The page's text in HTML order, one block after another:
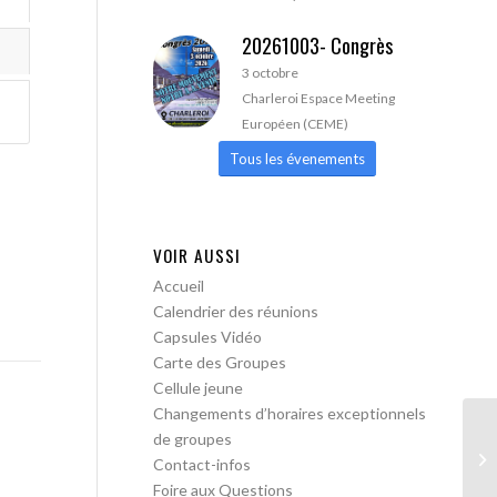
20261003- Congrès
3 octobre
Charleroi Espace Meeting
Européen (CEME)
Tous les évenements
VOIR AUSSI
Accueil
Calendrier des réunions
Capsules Vidéo
Carte des Groupes
Cellule jeune
Changements d’horaires exceptionnels
de groupes
Contact-infos
Foire aux Questions